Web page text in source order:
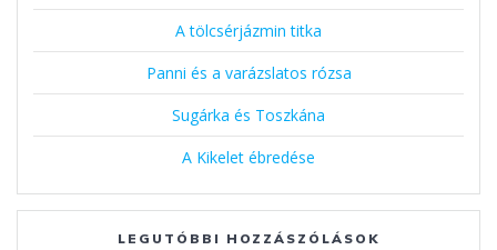
A tölcsérjázmin titka
Panni és a varázslatos rózsa
Sugárka és Toszkána
A Kikelet ébredése
LEGUTÓBBI HOZZÁSZÓLÁSOK